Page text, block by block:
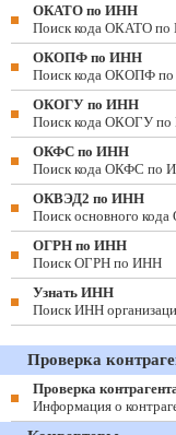
ОКАТО по ИНН
Поиск кода ОКАТО
ОКОПФ по ИНН
Поиск кода ОКОПФ
ОКОГУ по ИНН
Поиск кода ОКОГУ
ОКФС по ИНН
Поиск кода ОКФС по
ОКВЭД2 по ИНН
Поиск основного
ОГРН по ИНН
Поиск ОГРН по ИНН
Узнать ИНН
Поиск ИНН
Проверка
Проверка
Информация о